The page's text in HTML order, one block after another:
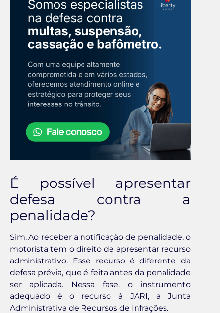
É possível apresentar
defesa contra a
penalidade?
Sim. Ao receber a notificação de penalidade, o
motorista tem o direito de apresentar recurso
administrativo. Esse recurso é diferente da
defesa prévia, que é feita antes da penalidade
ser aplicada. Nessa fase, o instrumento
adequado é o recurso à JARI, a Junta
Administrativa de Recursos de Infrações.